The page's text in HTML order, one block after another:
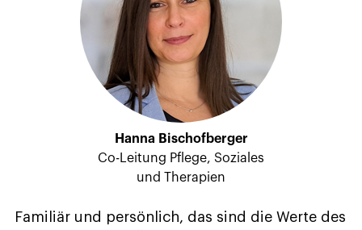
Hanna Bischofberger
Co-Leitung Pflege, Soziales
und Therapien
Familiär und persönlich, das sind die Werte des